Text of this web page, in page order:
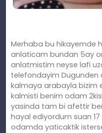
Merhaba bu hikayemde
anlaticam bundan 5ay
anlatmistim neyse lafi
telefondayim Dugunden
kalmaya arabayla bizim
kalmisti benim odam
yasinda tam bi afettir
hayal ediyordum suan
odamda yaticaktik